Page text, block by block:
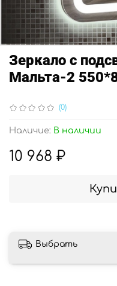
(0)
Наличие: В наличии
Зеркало с
Мальта-2
10 968 ₽
Выбрать